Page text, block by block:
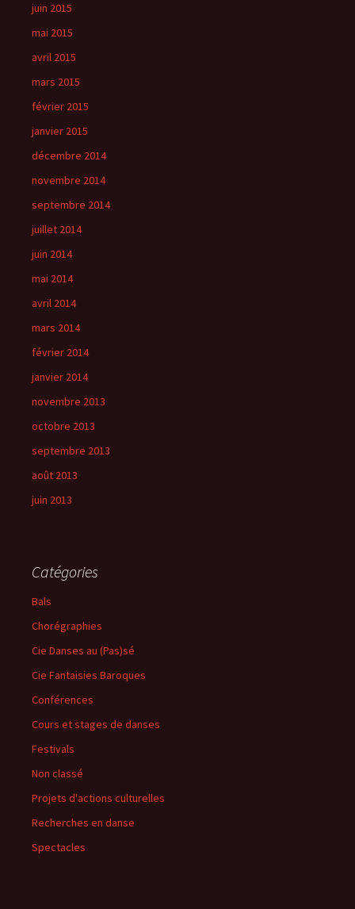
juin 2015
mai 2015
avril 2015
mars 2015
février 2015
janvier 2015
décembre 2014
novembre 2014
septembre 2014
juillet 2014
juin 2014
mai 2014
avril 2014
mars 2014
février 2014
janvier 2014
novembre 2013
octobre 2013
septembre 2013
août 2013
juin 2013
Catégories
Bals
Chorégraphies
Cie Danses au (Pas)sé
Cie Fantaisies Baroques
Conférences
Cours et stages de danses
Festivals
Non classé
Projets d'actions culturelles
Recherches en danse
Spectacles